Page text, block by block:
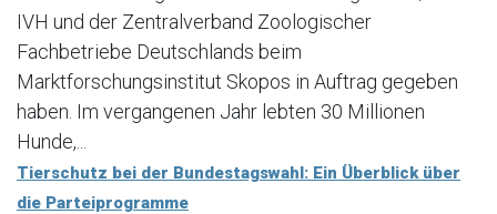
IVH und der Zentralverband Zoologischer
Fachbetriebe Deutschlands beim
Marktforschungsinstitut Skopos in Auftrag gegeben
haben. Im vergangenen Jahr lebten 30 Millionen
Hunde,...
Tierschutz bei der Bundestagswahl: Ein Überblick über
die Parteiprogramme